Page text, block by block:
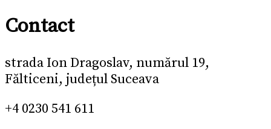
Contact
strada Ion Dragoslav, numărul 19,
Fălticeni, județul Suceava
+4 0230 541 611